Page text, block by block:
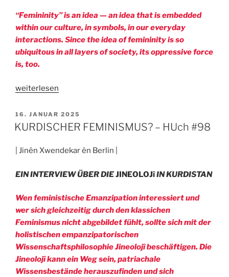
“Femininity” is an idea — an idea that is embedded
within our culture, in symbols, in our everyday
interactions. Since the idea of femininity is so
ubiquitous in all layers of society, its oppressive force
is, too.
„CAN
ESCAPE
MY
–
#98“
weiterlesen
VERÖFFENTLICHT
AM
16. JANUAR 2025
KURDISCHER FEMINISMUS? – HUch #98
| Jinên Xwendekar ên Berlin |
EIN INTERVIEW ÜBER DIEJINEOLOJîIN KURDISTAN
Wen feministische Emanzipation interessiert und
wer sich gleichzeitig durch den klassichen
Feminismus nicht abgebildet fühlt, sollte sich mit der
holistischen empanzipatorischen
WissenschaftsphilosophieJineolojîbeschäftigen. Die
Jineolojîkann ein Weg sein, patriachale
Wissensbestände herauszufinden und sich